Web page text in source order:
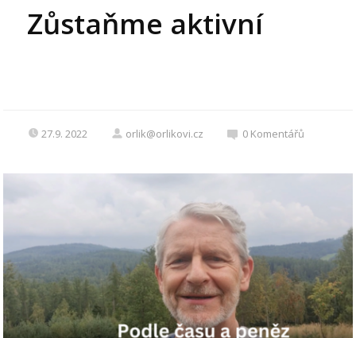
Zůstaňme aktivní
27.9. 2022 orlik@orlikovi.cz 0 Komentářů